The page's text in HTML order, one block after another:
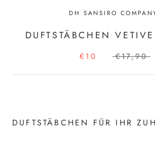
DH SANSIRO
DUFTSTÄBCHEN
€10 €17,90
DUFTSTÄBCHEN FÜR IHR